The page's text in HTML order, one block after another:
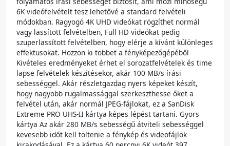
6K videófelvételt tesz lehetővé a standard felvételi
módokban. Ragyogó 4K UHD videókat rögzíthet normál
vagy lassított felvételben, Full HD videókat pedig
szuperlassított felvételben, hogy elérje a kívánt különleges
effektusokat. Hozzon ki többet a fényképezőgépéből
Kivételes eredményeket érhet el sorozatfelvételek és time
lapse felvételek készítésekor, akár 100 MB/s írási
sebességgel. Akár részletgazdag nyers képeket készít,
hogy nagyobb rugalmassággal szerkeszthesse őket a
felvétel után, akár normál JPEG-fájlokat, ez a SanDisk
Extreme PRO UHS-II kártya képes lépést tartani. Gyors
kártya Az akár 280 MB/s sebességű átviteli sebességgel
kevesebb időt kell töltenie a fénykép és videofájlok